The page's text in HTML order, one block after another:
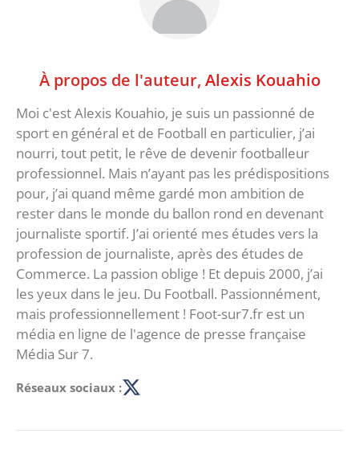
À propos de l'auteur, Alexis Kouahio
Moi c'est Alexis Kouahio, je suis un passionné de
sport en général et de Football en particulier, j’ai
nourri, tout petit, le rêve de devenir footballeur
professionnel. Mais n’ayant pas les prédispositions
pour, j’ai quand même gardé mon ambition de
rester dans le monde du ballon rond en devenant
journaliste sportif. J’ai orienté mes études vers la
profession de journaliste, après des études de
Commerce. La passion oblige ! Et depuis 2000, j’ai
les yeux dans le jeu. Du Football. Passionnément,
mais professionnellement ! Foot-sur7.fr est un
média en ligne de l'agence de presse française
Média Sur 7.
Réseaux sociaux :